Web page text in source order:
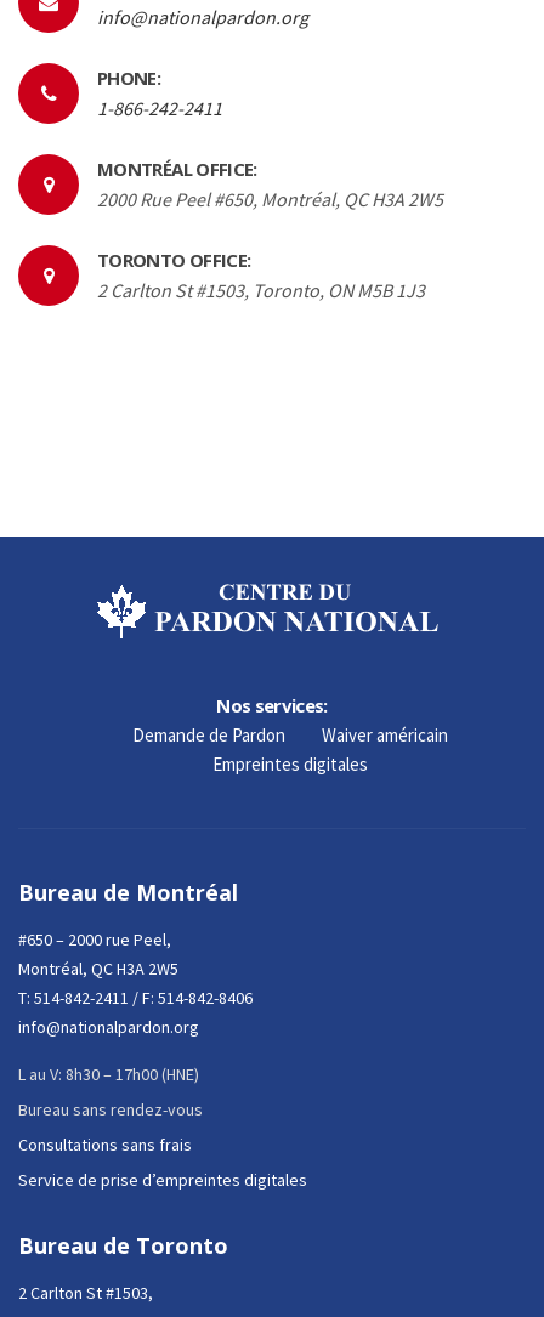
info@nationalpardon.org
PHONE:
1-866-242-2411
MONTRÉAL OFFICE:
2000 Rue Peel #650, Montréal, QC H3A 2W5
TORONTO OFFICE:
2 Carlton St #1503, Toronto, ON M5B 1J3
Nos services:
Demande de Pardon
Waiver américain
Empreintes digitales
Bureau de Montréal
#650 – 2000 rue Peel,
Montréal, QC H3A 2W5
T: 514-842-2411 / F: 514-842-8406
info@nationalpardon.org
L au V: 8h30 – 17h00 (HNE)
Bureau sans rendez-vous
Consultations sans frais
Service de prise d’empreintes digitales
Bureau de Toronto
2 Carlton St #1503,